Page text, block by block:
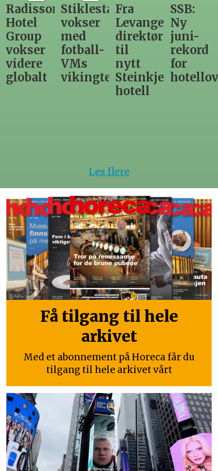
Stiklestad
vokser
med
fotball-
VMs
vikingtematikk
Fra
Levanger-
direktør
til
nytt
Steinkjer-
SSB:
Ny
juni-
rekord
for
Elendig
gir
utslag
for
Les flere
Få tilgang til hele
arkivet
Med et abonnement på Horeca får du
tilgang til hele arkivet vårt